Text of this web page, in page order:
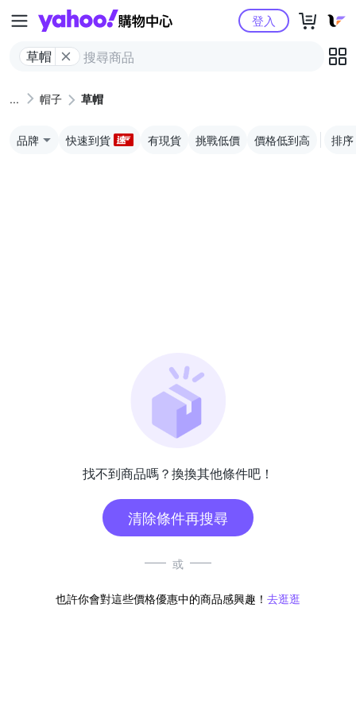
Yahoo購物中心
草帽
登入
帽子 草帽
品牌 快速到貨 有現貨 挑戰低價 價格低到高 排序
找不到商品嗎？換換其他條件吧！
清除條件再搜尋
或
也許你會對這些價格優惠中的商品感興趣！ 去逛逛